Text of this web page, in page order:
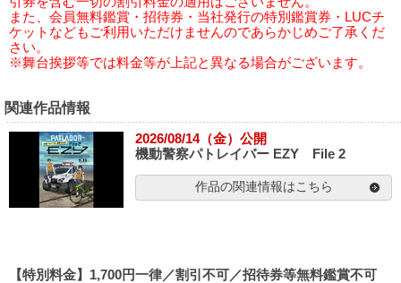
また、会員無料鑑賞・招待券・当社発行の特別鑑賞券・LUCチ
ケットなどもご利用いただけませんのであらかじめご了承くだ
さい。
※舞台挨拶等では料金等が上記と異なる場合がございます。
関連作品情報
2026/08/14（金）公開
機動警察パトレイバー EZY File 2
作品の関連情報はこちら
【特別料金】1,700円一律／割引不可／招待券等無料鑑賞不可